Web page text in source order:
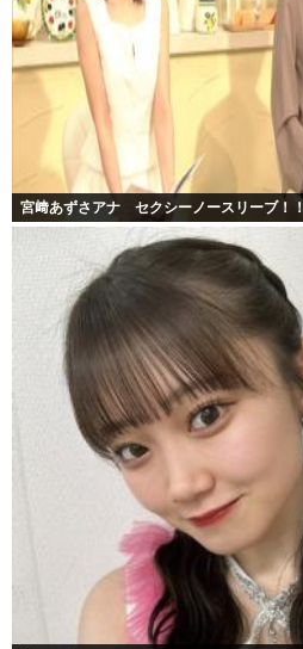
宮﨑あずさアナ セクシーノースリーブ！！